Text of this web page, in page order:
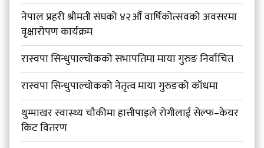
नेपाल प्रहरी श्रीमती संघको ४२औँ वार्षिकोत्सवको अवसरमा
वृक्षारोपण कार्यक्रम
रास्वपा सिन्धुपाल्चोकको सभापतिमा माया गुरुङ निर्वाचित
रास्वपा सिन्धुपाल्चोकको नेतृत्व माया गुरुङको काँधमा
थुम्पाखर स्वास्थ्य चौकीमा हात्तीपाइले रोगीलाई सेल्फ–केयर
किट वितरण